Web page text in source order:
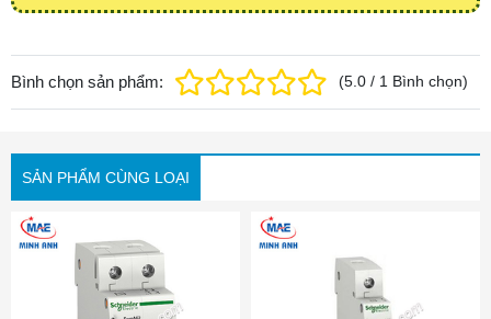
Bình chọn sản phẩm: (5.0 / 1 Bình chọn)
SẢN PHẨM CÙNG LOẠI